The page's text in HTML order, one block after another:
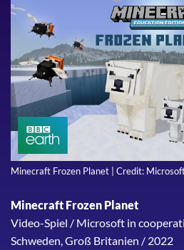
Minecraft Frozen Planet | Credit:
Minecraft Frozen Planet
Video-Spiel / Microsoft in
Schweden, Groß Britanien / 2022